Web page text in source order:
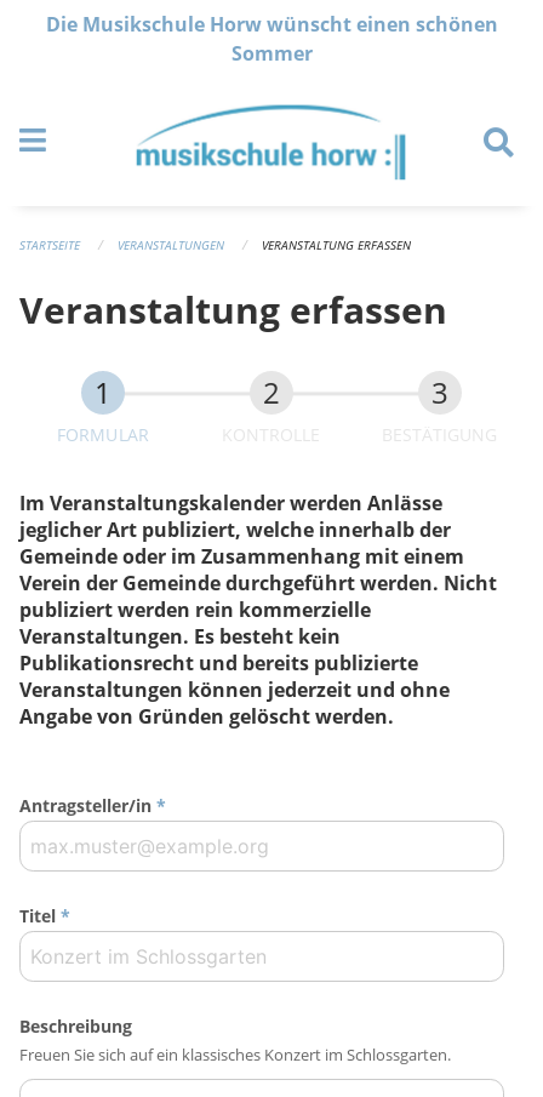
Navigation überspringen
Die Musikschule Horw wünscht einen schönen
Sommer
STARTSEITE VERANSTALTUNGEN VERANSTALTUNG ERFASSEN
Veranstaltung erfassen
FORMULAR KONTROLLE BESTÄTIGUNG
Im Veranstaltungskalender werden Anlässe
jeglicher Art publiziert, welche innerhalb der
Gemeinde oder im Zusammenhang mit einem
Verein der Gemeinde durchgeführt werden. Nicht
publiziert werden rein kommerzielle
Veranstaltungen. Es besteht kein
Publikationsrecht und bereits publizierte
Veranstaltungen können jederzeit und ohne
Angabe von Gründen gelöscht werden.
Antragsteller/in *
Titel *
Beschreibung
Freuen Sie sich auf ein klassisches Konzert im Schlossgarten.